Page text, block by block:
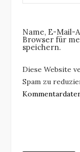
Name, E-Mail-
Browser für
speichern.
Diese Website
Spam zu